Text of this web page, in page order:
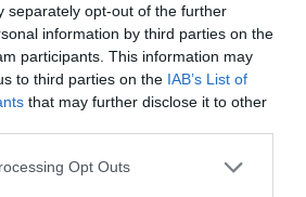
separately opt-out of the further
information by third parties on the
participants. This information may
to third parties on the IAB’s List of
that may further disclose it to other
app uses one or more Google
Opt Outs
φωτογραφίες
ισραηλινών αεροσκαφών &